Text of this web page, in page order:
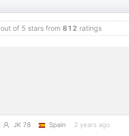
out of 5 stars from 812 ratings
JK 78 Spain 2 years ago